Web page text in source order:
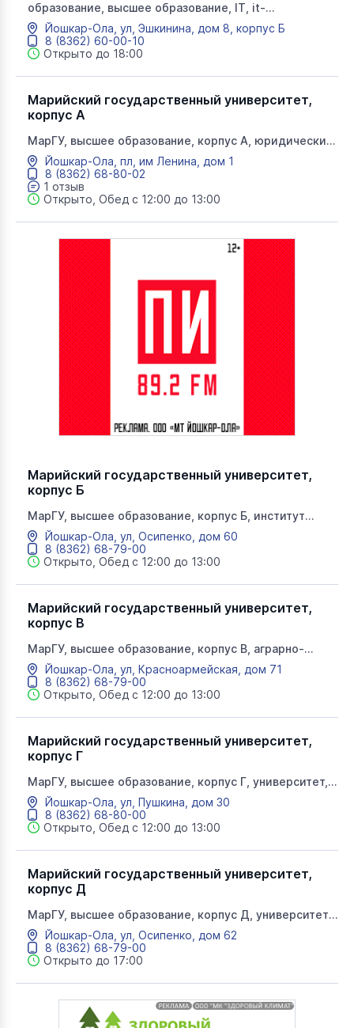
образование, высшее образование, IT, it-
образование, ай ти, айспринг, вуз айти
Йошкар-Ола, ул, Эшкинина, дом 8, корпус Б
8 (8362) 60-00-10
Открыто до 18:00
Марийский государственный университет,
корпус А
МарГУ, высшее образование, корпус А, юридический
факультет, университет, ректорат, приемная
комиссия, главный корпус
Йошкар-Ола, пл, им Ленина, дом 1
8 (8362) 68-80-02
1 отзыв
Открыто, Обед с 12:00 до 13:00
Марийский государственный университет,
корпус Б
МарГУ, высшее образование, корпус Б, институт
медицины и естественных наук, университет, научная
лаборатория
Йошкар-Ола, ул, Осипенко, дом 60
8 (8362) 68-79-00
Открыто, Обед с 12:00 до 13:00
Марийский государственный университет,
корпус В
МарГУ, высшее образование, корпус В, аграрно-
технологический институт, АТИ, университет, научная
библиотека им. Р.А. Пановой
Йошкар-Ола, ул, Красноармейская, дом 71
8 (8362) 68-79-00
Открыто, Обед с 12:00 до 13:00
Марийский государственный университет,
корпус Г
МарГУ, высшее образование, корпус Г, университет,
историко-филологический факультет, ИФФ, истфил
Йошкар-Ола, ул, Пушкина, дом 30
8 (8362) 68-80-00
Открыто, Обед с 12:00 до 13:00
Марийский государственный университет,
корпус Д
МарГУ, высшее образование, корпус Д, университет,
институт медицины и естественных наук, научная
лаборатория
Йошкар-Ола, ул, Осипенко, дом 62
8 (8362) 68-79-00
Открыто до 17:00